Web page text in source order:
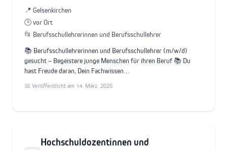
📍 Gelsenkirchen
🕒 vor Ort
📂 Berufsschullehrerinnen und Berufsschullehrer
📚 Berufsschullehrerinnen und Berufsschullehrer (m/w/d)
gesucht – Begeistere junge Menschen für ihren Beruf 📚 Du
hast Freude daran, Dein Fachwissen…
📅 Veröffentlicht am 14. März. 2025
Hochschuldozentinnen und